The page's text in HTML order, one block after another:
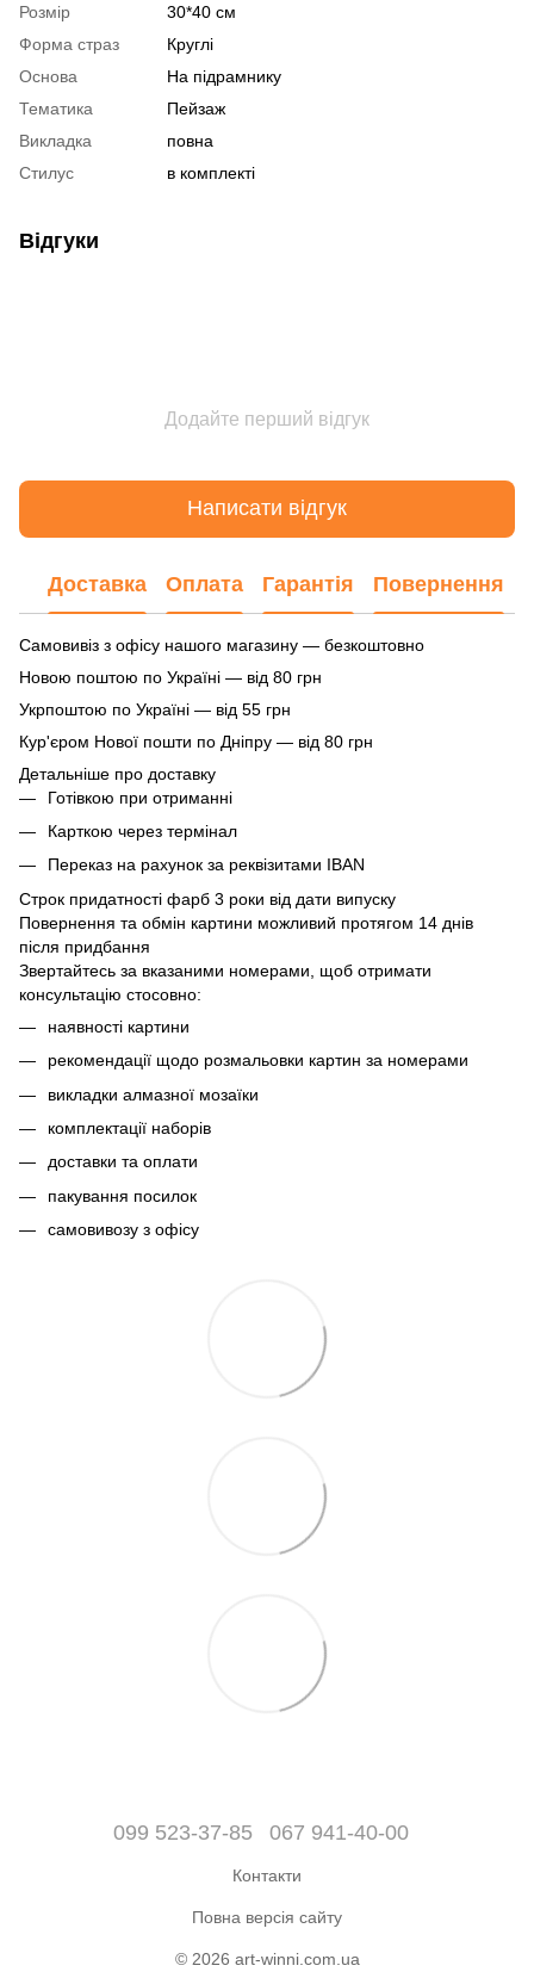
Розмір
30*40 см
Форма страз
Круглі
Основа
На підрамнику
Тематика
Пейзаж
Викладка
повна
Стилус
в комплекті
Відгуки
Додайте перший відгук
Написати відгук
Доставка Оплата Гарантія Повернення
Самовивіз з офісу нашого магазину — безкоштовно
Новою поштою по Україні — від 80 грн
Укрпоштою по Україні — від 55 грн
Кур'єром Нової пошти по Дніпру — від 80 грн
Детальніше про доставку
Готівкою при отриманні
Карткою через термінал
Переказ на рахунок за реквізитами IBAN
Строк придатності фарб 3 роки від дати випуску
Повернення та обмін картини можливий протягом 14 днів
після придбання
Звертайтесь за вказаними номерами, щоб отримати
консультацію стосовно:
наявності картини
рекомендації щодо розмальовки картин за номерами
викладки алмазної мозаїки
комплектації наборів
доставки та оплати
пакування посилок
самовивозу з офісу
099 523-37-85 067 941-40-00
Контакти
Повна версія сайту
© 2026 art-winni.com.ua